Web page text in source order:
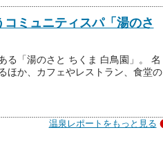
ミュニティスパ「湯のさ
る「湯のさと ちくま 白鳥園」。 名
ほか、カフェやレストラン、食堂の
温泉レポートをもっと見る